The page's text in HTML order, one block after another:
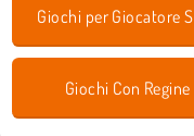
Giochi Con Regine